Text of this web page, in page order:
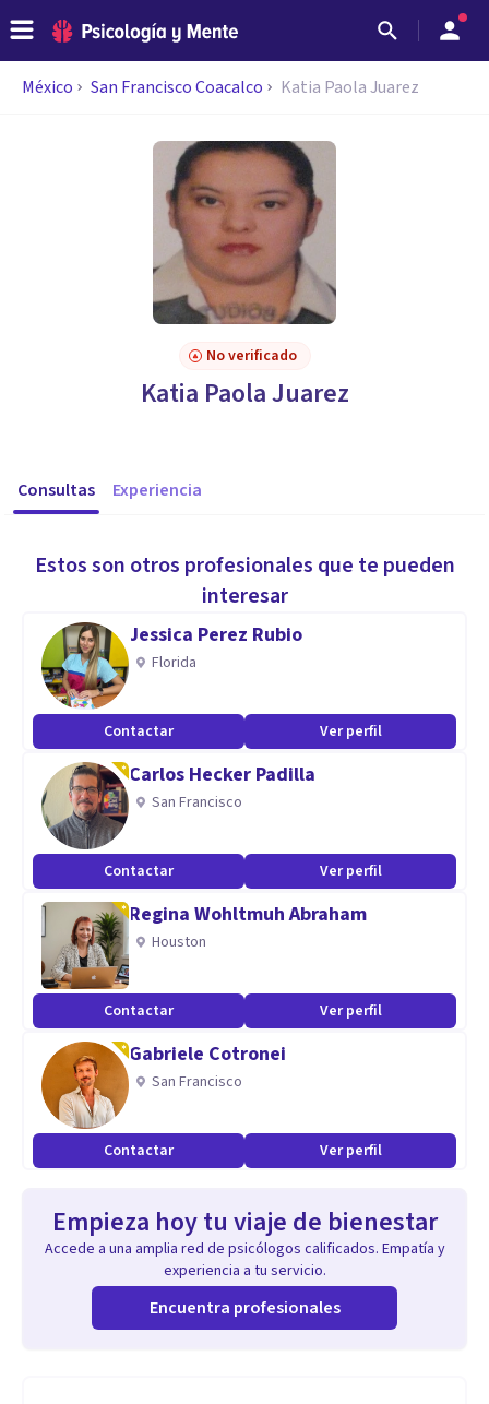
México San Francisco Coacalco Katia Paola Juarez
No verificado
Katia Paola Juarez
Consultas Experiencia
Estos son otros profesionales que te pueden
interesar
Jessica Perez Rubio
Florida
Contactar Ver perfil
Carlos Hecker Padilla
San Francisco
Contactar Ver perfil
Regina Wohltmuh Abraham
Houston
Contactar Ver perfil
Gabriele Cotronei
San Francisco
Contactar Ver perfil
Empieza hoy tu viaje de bienestar
Accede a una amplia red de psicólogos calificados. Empatía y
experiencia a tu servicio.
Encuentra profesionales